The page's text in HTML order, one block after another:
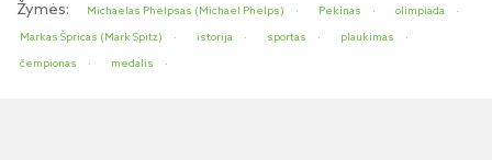
Žymės: Michaelas Phelpsas (Michael Phelps) Pekinas
olimpiada
Markas Špricas (Mark Spitz)
istorija sportas
plaukimas
čempionas
medalis